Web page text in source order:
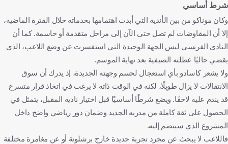
شرط أساسي
وكان موناكو من بين الأندية التي أبدت اهتمامها بخدماته خلال الفترة الماضية،
إلا أن المفاوضات لم تصل حتى الآن إلى مراحل متقدمة أو حاسمة. كما أن
النادي الفرنسي ليس الجهة الوحيدة التي استفسرت عن وضع اللاعب، الذي
يقضي حاليًا عطلته الصيفية بعد نهاية الموسم.
ولا يشعر كاسادو بأي استعجال لحسم وجهته الجديدة، إذ يدرك أن سوق
الانتقالات لا يزال طويلًا، لكنه في الوقت ذاته لا يرغب في اتخاذ قرار متسرع
قد يندم عليه لاحقًا. ويضع شرطًا أساسيًا قبل اختيار ناديه المقبل، يتمثل في
الحصول على ثقة كاملة من مدربه الجديد وضمان دور رياضي واضح داخل
المشروع الذي سينضم إليه.
فاللاعب لا يبحث عن مجرد تجربة جديدة خارج برشلونة أو عن مغامرة مختلفة